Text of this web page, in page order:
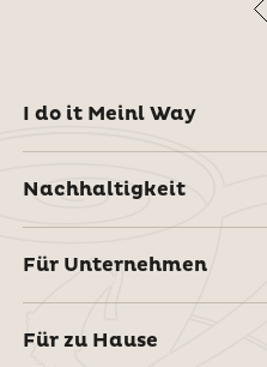
I do it Meinl Way
Nachhaltigkeit
Für Unternehmen
Für zu Hause